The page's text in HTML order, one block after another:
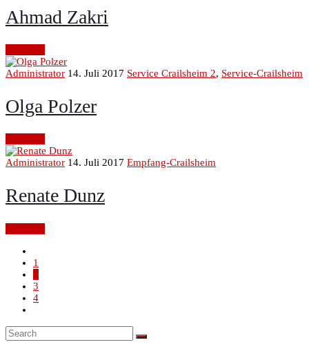
Ahmad Zakri
Administrator 14. Juli 2017 Service Crailsheim 2, Service-Crailsheim
Olga Polzer
Administrator 14. Juli 2017 Empfang-Crailsheim
Renate Dunz
1
3
4